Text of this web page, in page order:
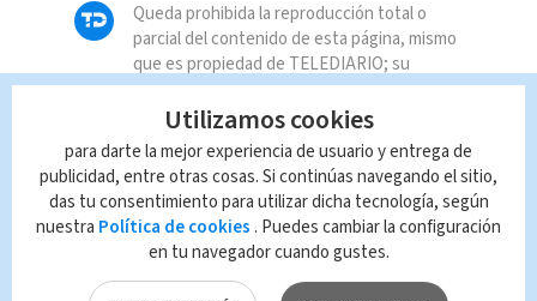
Queda prohibida la reproducción total o
parcial del contenido de esta página, mismo
que es propiedad de TELEDIARIO; su
reproducción no autorizada constituye una
infracción y un delito de conformidad con las
leyes aplicables.
Utilizamos cookies
para darte la mejor experiencia de usuario y entrega de
publicidad, entre otras cosas. Si continúas navegando el sitio,
das tu consentimiento para utilizar dicha tecnología, según
nuestra Política de cookies . Puedes cambiar la configuración
en tu navegador cuando gustes.